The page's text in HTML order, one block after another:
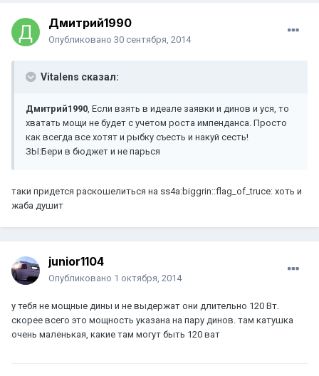
Дмитрий1990
Опубликовано 30 сентября, 2014
Vitalens сказал:
Дмитрий1990, Если взять в идеале заявки и динов и уся, то
хватать мощи не будет с учетом роста импенданса. Просто
как всегда все хотят и рыбку съесть и накуй сесть!
ЗЫ:Бери в бюджет и не парься
таки придется раскошелиться на ss4a:biggrin::flag_of_truce: хоть и
жаба душит
junior1104
Опубликовано 1 октября, 2014
у тебя не мощные дины и не выдержат они длительно 120 Вт.
скорее всего это мощность указана на пару динов. там катушка
очень маленькая, какие там могут быть 120 ват